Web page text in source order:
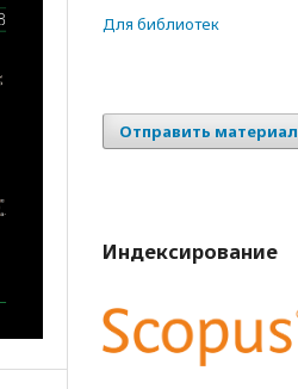
Для библиотек
Отправить материал
Индексирование